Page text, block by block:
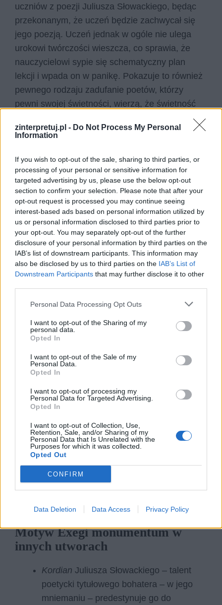
zinterpretuj.pl - Do Not Process My Personal
Information
If you wish to opt-out of the sale, sharing to third parties, or
processing of your personal or sensitive information for
targeted advertising by us, please use the below opt-out
section to confirm your selection. Please note that after your
opt-out request is processed you may continue seeing
interest-based ads based on personal information utilized by
us or personal information disclosed to third parties prior to
your opt-out. You may separately opt-out of the further
disclosure of your personal information by third parties on the
IAB’s list of downstream participants. This information may
also be disclosed by us to third parties on the IAB’s List of
Downstream Participants that may further disclose it to other
Personal Data Processing Opt Outs
I want to opt-out of the Sharing of my
personal data.
Opted In
I want to opt-out of the Sale of my
Personal Data.
Opted In
I want to opt-out of processing my
Personal Data for Targeted Advertising.
Opted In
I want to opt-out of Collection, Use,
Retention, Sale, and/or Sharing of my
Personal Data that Is Unrelated with the
Purposes for which it was collected.
Opted Out
CONFIRM
Data Deletion Data Access Privacy Policy
uczniów z poezji Juliusza Słowackiego, będąc
przekonanym, że uczeń będzie zachwycał się
jego poezją. Uczeń jednak w ogóle nie ulega
urokowi twórczości wieszcza, co sprawia, że
nauczycielowi sypie się schematyczny plan
lekcji i wpada on w panikę. Pokazuje to również
pewnego rodzaju zadufanie poetów, którzy
pewni swojej świetności, wierzą, że świetność
kochać niezależnie od czasów.
Gombrowicz pragnął ukazać, że poezja również
może się zdezaktualizować z najróżniejszych
powodów. Sława poety nie trwa więc wiecznie, a
przynajmniej wiecznie nie trwa jego powodzenie
wśród czytelników, co jest swego rodzaju
zaprzeczeniem motywu „exegi monumentum”, w
którym chodziło nie wyłącznie o pamięć
przyszłych pokoleń, lecz także – a może raczej
przede wszystkim – o ich uwielbienie, zachwyt i
Motyw Exegi monumentum w
innych utworach
Kordian Juliusza Słowackiego – talent
poetycki tytułowego bohatera – w jego
mniemaniu – predestynuje go do